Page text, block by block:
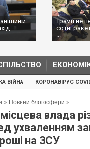
Трамп не
сотні
...
ВІЙНА КОРОНАВІРУС
» Новини блогосфери »
влада
ухваленням
на ЗСУ